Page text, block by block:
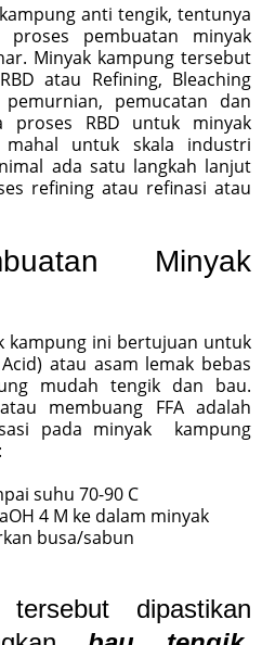
anti tengik, tentunya
pembuatan minyak
Minyak kampung tersebut
atau Refining, Bleaching
pemucatan dan
proses RBD untuk minyak
untuk skala industri
ada satu langkah lanjut
refining atau refinasi atau
Minyak
kampung ini bertujuan untuk
atau asam lemak bebas
mudah tengik dan bau.
membuang FFA adalah
pada minyak kampung
suhu 70-90 C
4 M ke dalam minyak
busa/sabun
dipastikan